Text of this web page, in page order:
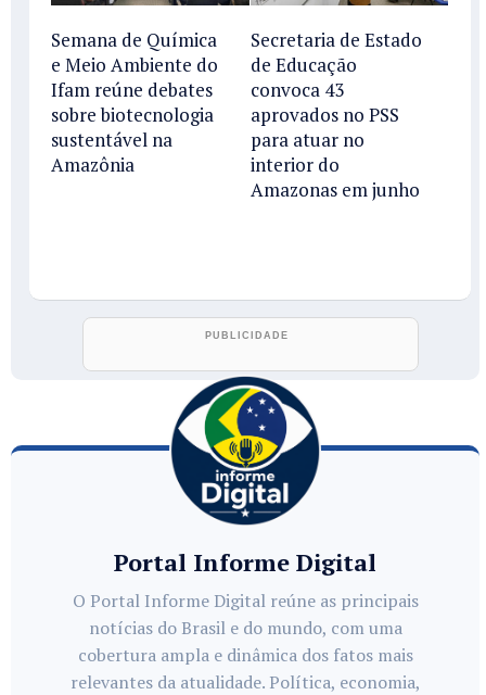
Semana de Química
e Meio Ambiente do
Ifam reúne debates
sobre biotecnologia
sustentável na
Amazônia
Secretaria de Estado
de Educação
convoca 43
aprovados no PSS
para atuar no
interior do
Amazonas em junho
Portal Informe Digital
O Portal Informe Digital reúne as principais
notícias do Brasil e do mundo, com uma
cobertura ampla e dinâmica dos fatos mais
relevantes da atualidade. Política, economia,